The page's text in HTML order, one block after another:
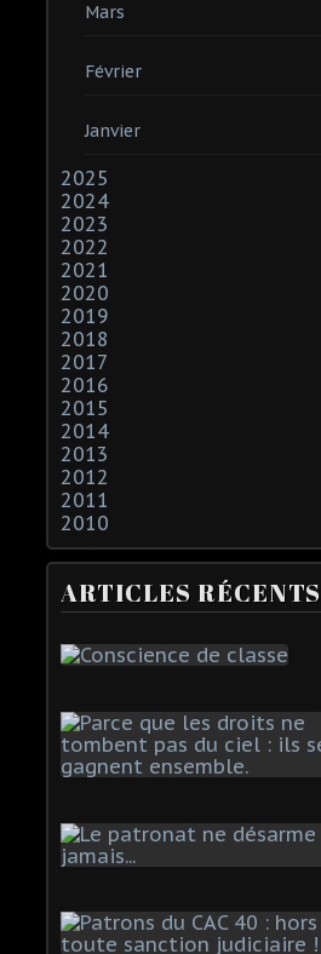
Mars
Février
Janvier
2025
2024
2023
2022
2021
2020
2019
2018
2017
2016
2015
2014
2013
2012
2011
2010
ARTICLES RÉCENTS